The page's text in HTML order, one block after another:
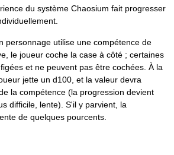
du système Chaosium fait progresser
personnage utilise une compétence de
le joueur coche la case à côté ; certaines
et ne peuvent pas être cochées. À la
jette un d100, et la valeur devra
la compétence (la progression devient
difficile, lente). S'il y parvient, la
de quelques pourcents.